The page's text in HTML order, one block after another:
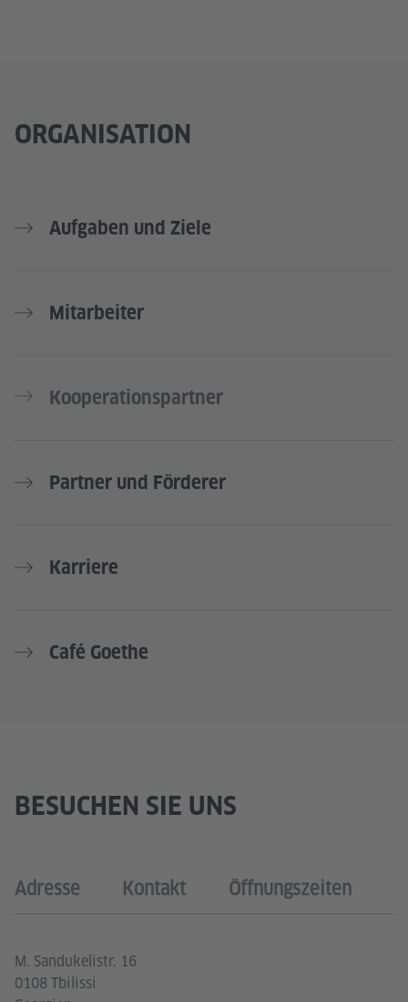
ORGANISATION
Aufgaben und Ziele
Mitarbeiter
Kooperationspartner
Partner und Förderer
Karriere
Café Goethe
BESUCHEN SIE UNS
Adresse Kontakt Öffnungszeiten
M. Sandukelistr. 16
0108 Tbilissi